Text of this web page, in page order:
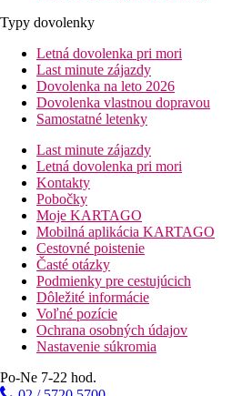
Typy dovolenky
Letná dovolenka pri mori
Last minute zájazdy
Dovolenka na leto 2026
Dovolenka vlastnou dopravou
Samostatné letenky
Last minute zájazdy
Letná dovolenka pri mori
Kontakty
Pobočky
Moje KARTAGO
Mobilná aplikácia KARTAGO
Cestovné poistenie
Časté otázky
Podmienky pre cestujúcich
Dôležité informácie
Voľné pozície
Ochrana osobných údajov
Nastavenie súkromia
Po-Ne 7-22 hod.